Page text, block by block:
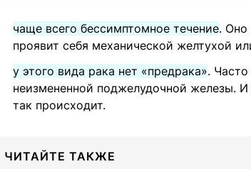
чаще всего бессимптомное течение. Оно
проявит себя механической желтухой
у этого вида рака нет «предрака».
неизмененной поджелудочной железы.
так происходит.
ЧИТАЙТЕ ТАКЖЕ